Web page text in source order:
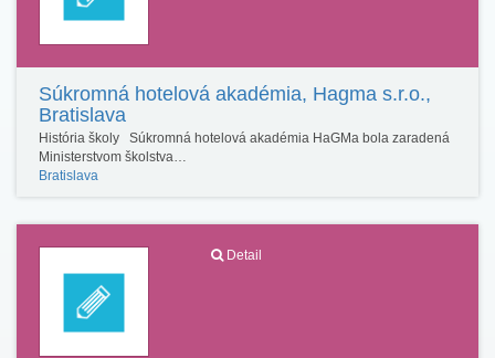
Súkromná hotelová akadémia, Hagma s.r.o.,
Bratislava
História školy Súkromná hotelová akadémia HaGMa bola zaradená
Ministerstvom školstva…
Bratislava
Detail